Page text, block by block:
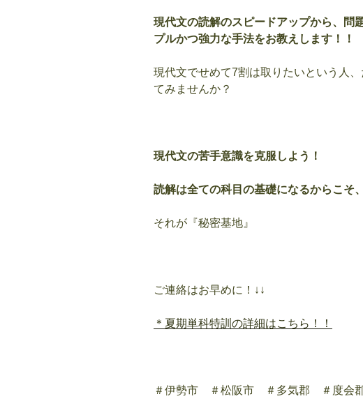
現代文の読解のスピードアップから、問
プルかつ強力な手法をお教えします！！
現代文でせめて7割は取りたいという人
てみませんか？
現代文の苦手意識を克服しよう！
読解は全ての科目の基礎になるからこそ
それが『秘密基地』
ご連絡はお早めに！↓↓
＊夏期単科特訓の詳細はこちら！！
＃伊勢市 ＃松阪市 ＃多気郡 ＃度